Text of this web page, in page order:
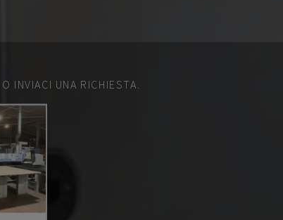
INVIACI UNA RICHIESTA.